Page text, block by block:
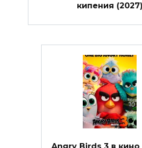
кипения (2027)
Angry Birds 3 в кино